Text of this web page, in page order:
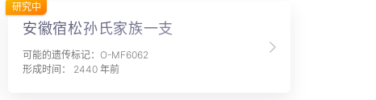
安徽宿松孙氏家族一支
可能的遗传标记：O-MF6062
形成时间： 2440 年前
研究中